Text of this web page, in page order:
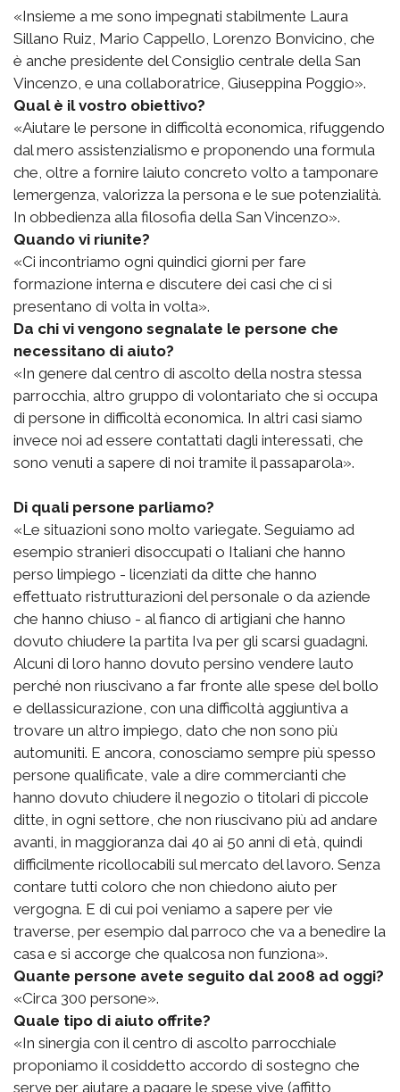
«Insieme a me sono impegnati stabilmente Laura
Sillano Ruiz, Mario Cappello, Lorenzo Bonvicino, che
è anche presidente del Consiglio centrale della San
Vincenzo, e una collaboratrice, Giuseppina Poggio».
Qual è il vostro obiettivo?
«Aiutare le persone in difficoltà economica, rifuggendo
dal mero assistenzialismo e proponendo una formula
che, oltre a fornire laiuto concreto volto a tamponare
lemergenza, valorizza la persona e le sue potenzialità.
In obbedienza alla filosofia della San Vincenzo».
Quando vi riunite?
«Ci incontriamo ogni quindici giorni per fare
formazione interna e discutere dei casi che ci si
presentano di volta in volta».
Da chi vi vengono segnalate le persone che
necessitano di aiuto?
«In genere dal centro di ascolto della nostra stessa
parrocchia, altro gruppo di volontariato che si occupa
di persone in difficoltà economica. In altri casi siamo
invece noi ad essere contattati dagli interessati, che
sono venuti a sapere di noi tramite il passaparola».
Di quali persone parliamo?
«Le situazioni sono molto variegate. Seguiamo ad
esempio stranieri disoccupati o Italiani che hanno
perso limpiego - licenziati da ditte che hanno
effettuato ristrutturazioni del personale o da aziende
che hanno chiuso - al fianco di artigiani che hanno
dovuto chiudere la partita Iva per gli scarsi guadagni.
Alcuni di loro hanno dovuto persino vendere lauto
perché non riuscivano a far fronte alle spese del bollo
e dellassicurazione, con una difficoltà aggiuntiva a
trovare un altro impiego, dato che non sono più
automuniti. E ancora, conosciamo sempre più spesso
persone qualificate, vale a dire commercianti che
hanno dovuto chiudere il negozio o titolari di piccole
ditte, in ogni settore, che non riuscivano più ad andare
avanti, in maggioranza dai 40 ai 50 anni di età, quindi
difficilmente ricollocabili sul mercato del lavoro. Senza
contare tutti coloro che non chiedono aiuto per
vergogna. E di cui poi veniamo a sapere per vie
traverse, per esempio dal parroco che va a benedire la
casa e si accorge che qualcosa non funziona».
Quante persone avete seguito dal 2008 ad oggi?
«Circa 300 persone».
Quale tipo di aiuto offrite?
«In sinergia con il centro di ascolto parrocchiale
proponiamo il cosiddetto accordo di sostegno che
serve per aiutare a pagare le spese vive (affitto,